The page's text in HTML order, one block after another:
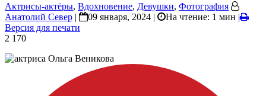
Актрисы-актёры, Вдохновение, Девушки, Фотография
Анатолий Север | 09 января, 2024 | На чтение: 1 мин |
Версия для печати
2 170